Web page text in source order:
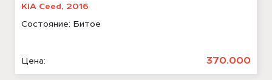
KIA Ceed, 2016
Состояние: Битое
Цена: 370.000